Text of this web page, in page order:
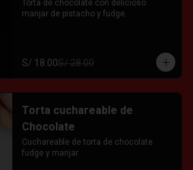
Torta de chocolate con delicioso
manjar de pistacho y fudge.
S/ 18.00S/ 28.00
Torta cuchareable de
Chocolate
Cuchareable de torta de chocolate
fudge y manjar